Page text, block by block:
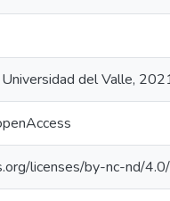
del Valle,
licenses/by-nc-nd/4.0/